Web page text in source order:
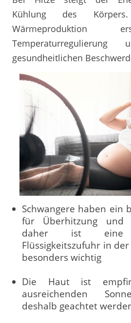
Kühlung des
Wärmeproduktion
gesundheitlichen
Schwangere haben ein
für Überhitzung und
daher ist eine
Flüssigkeitszufuhr in
besonders wichtig
Die Haut ist
ausreichenden
deshalb geachtet